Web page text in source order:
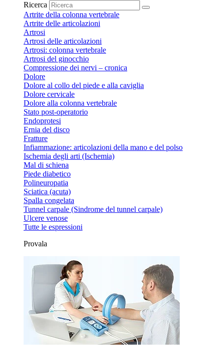
Ricerca
Artrite della colonna vertebrale
Artrite delle articolazioni
Artrosi
Artrosi delle articolazioni
Artrosi: colonna vertebrale
Artrosi del ginocchio
Compressione dei nervi – cronica
Dolore
Dolore al collo del piede e alla caviglia
Dolore cervicale
Dolore alla colonna vertebrale
Stato post-operatorio
Endoprotesi
Ernia del disco
Fratture
Infiammazione: articolazioni della mano e del polso
Ischemia degli arti (Ischemia)
Mal di schiena
Piede diabetico
Polineuropatia
Sciatica (acuta)
Spalla congelata
Tunnel carpale (Sindrome del tunnel carpale)
Ulcere venose
Tutte le espressioni
Provala